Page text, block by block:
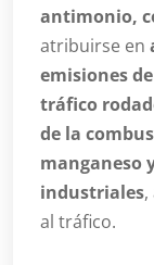
antimonio,
atribuirse en
emisiones
tráfico
de la
manganeso
industriales
al tráfico.